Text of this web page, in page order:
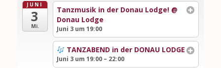
JUNI
3
Mi.
Tanzmusik in der Donau Lodge! @
Donau Lodge
Juni 3 um 19:00
TANZABEND in der DONAU LODGE
Juni 3 um 19:00 – 22:00